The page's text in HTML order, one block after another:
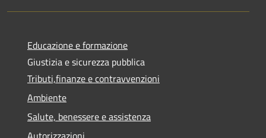
Educazione e formazione
Giustizia e sicurezza pubblica
Tributi,finanze e contravvenzioni
Ambiente
Salute, benessere e assistenza